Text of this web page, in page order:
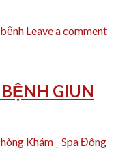
Leave a comment
GIUN
Khám _ Spa Đông